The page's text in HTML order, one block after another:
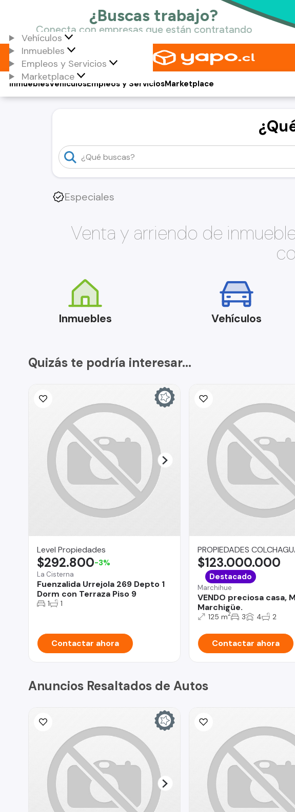
Vehículos
Inmuebles
Empleos y Servicios
Marketplace
Vehículos
Inmuebles Empleos y ServiciosMarketplace
Especiales
Venta y arriendo de
Inmuebles Vehículos
Quizás te podría interesar...
Level Propiedades
La Cisterna
Fuenzalida Urrejola 269 Depto 1
Dorm con Terraza Piso 9
$292.800-3%
1 1
Contactar ahora
PROPIEDADES
Marchihue
VENDO preciosa casa,
Marchigüe.
$123.000.000
Destacado
125 m2 3 4 2
Contactar ahora
Anuncios Resaltados de Autos